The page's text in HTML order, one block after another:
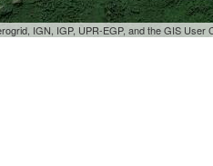
IGN, IGP, UPR-EGP, and the GIS User